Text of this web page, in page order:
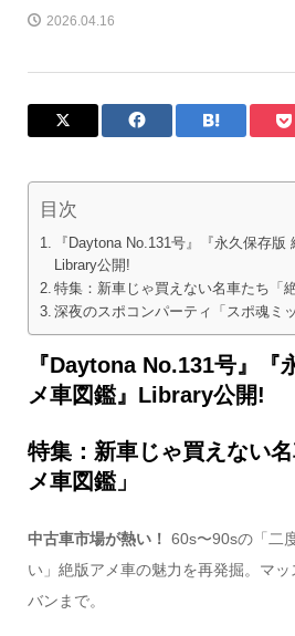
2026.04.16
目次
『Daytona No.131号』『永久保存版
Library公開!
特集：新車じゃ買えない名車たち「
深夜のスポコンパーティ「スポ魂ミ
『Daytona No.131号』『
メ車図鑑』Library公開!
特集：新車じゃ買えない
メ車図鑑」
中古車市場が熱い！ 60s〜90sの「二
い」絶版アメ車の魅力を再発掘。マ
バンまで。